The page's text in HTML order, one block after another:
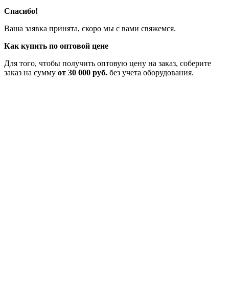
Спасибо!
Ваша заявка принята, скоро мы с вами свяжемся.
Как купить по оптовой цене
Для того, чтобы получить оптовую цену на заказ, соберите
заказ на сумму от 30 000 руб. без учета оборудования.